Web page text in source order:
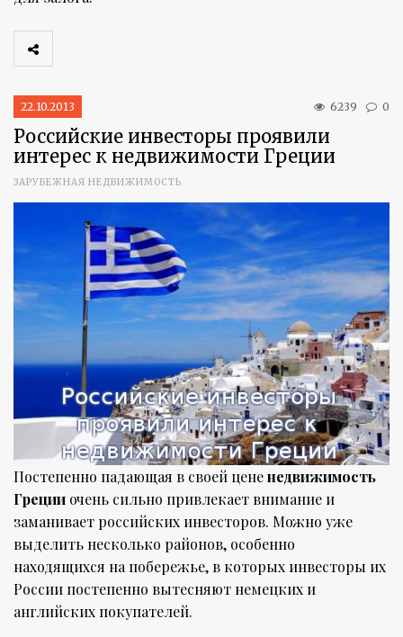
22.10.2013 6239 0
Российские инвесторы проявили
интерес к недвижимости Греции
ЗАРУБЕЖНАЯ НЕДВИЖИМОСТЬ
Постепенно падающая в своей цененедвижимость
Греции очень сильно привлекает внимание и
заманивает российских инвесторов. Можно уже
выделить несколько районов, особенно
находящихся на побережье, в которых инвесторы их
России постепенно вытесняют немецких и
английских покупателей.